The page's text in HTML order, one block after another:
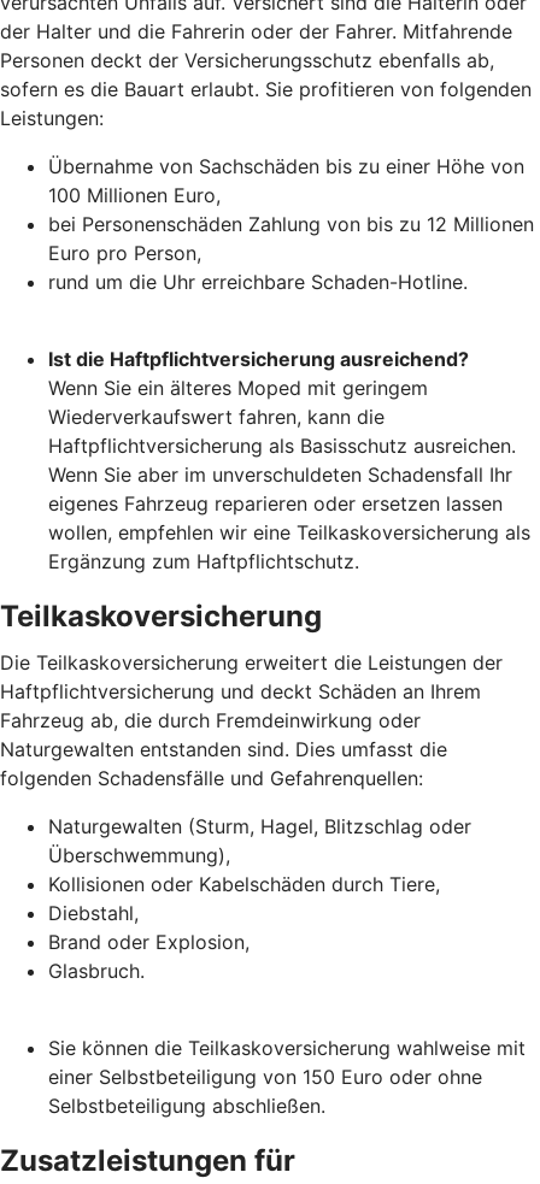
der Halter und die Fahrerin oder der Fahrer. Mitfahrende
Personen deckt der Versicherungsschutz ebenfalls ab,
sofern es die Bauart erlaubt. Sie profitieren von folgenden
Leistungen:
Übernahme von Sachschäden bis zu einer Höhe von
100 Millionen Euro,
bei Personenschäden Zahlung von bis zu 12 Millionen
Euro pro Person,
rund um die Uhr erreichbare Schaden-Hotline.
Ist die Haftpflichtversicherung ausreichend?
Wenn Sie ein älteres Moped mit geringem
Wiederverkaufswert fahren, kann die
Haftpflichtversicherung als Basisschutz ausreichen.
Wenn Sie aber im unverschuldeten Schadensfall Ihr
eigenes Fahrzeug reparieren oder ersetzen lassen
wollen, empfehlen wir eine Teilkaskoversicherung als
Ergänzung zum Haftpflichtschutz.
Teilkaskoversicherung
Die Teilkaskoversicherung erweitert die Leistungen der
Haftpflichtversicherung und deckt Schäden an Ihrem
Fahrzeug ab, die durch Fremdeinwirkung oder
Naturgewalten entstanden sind. Dies umfasst die
folgenden Schadensfälle und Gefahrenquellen:
Naturgewalten (Sturm, Hagel, Blitzschlag oder
Überschwemmung),
Kollisionen oder Kabelschäden durch Tiere,
Diebstahl,
Brand oder Explosion,
Glasbruch.
Sie können die Teilkaskoversicherung wahlweise mit
einer Selbstbeteiligung von 150 Euro oder ohne
Selbstbeteiligung abschließen.
Zusatzleistungen für